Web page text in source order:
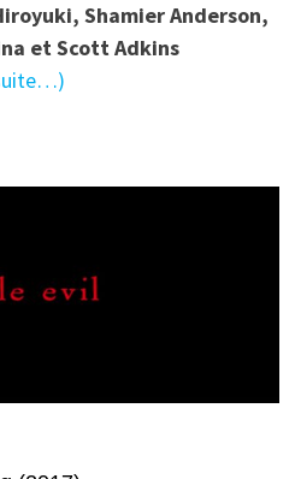
Shamier Anderson,
et Scott Adkins